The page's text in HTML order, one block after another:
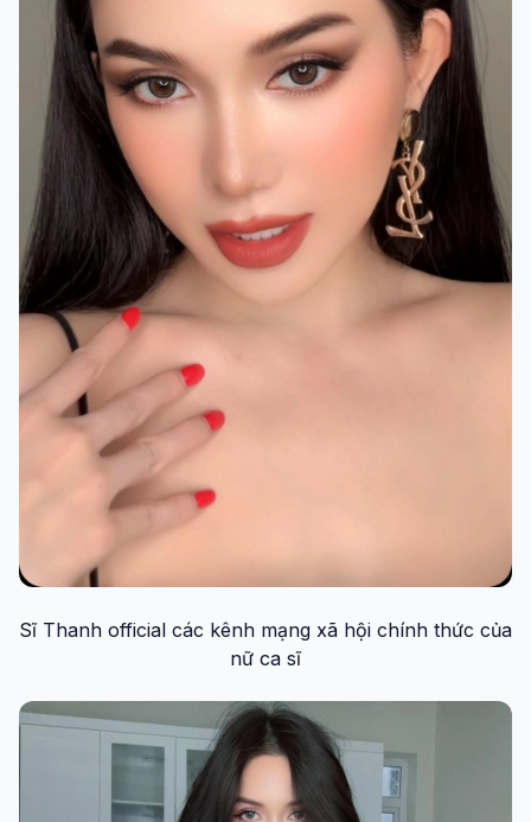
Sĩ Thanh official các kênh mạng xã hội chính thức của
nữ ca sĩ